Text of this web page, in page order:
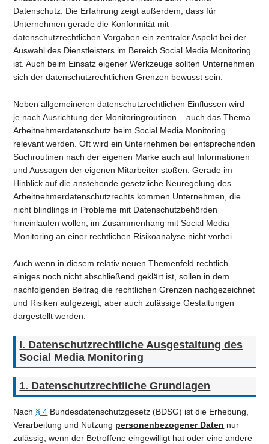
Datenschutz. Die Erfahrung zeigt außerdem, dass für
Unternehmen gerade die Konformität mit
datenschutzrechtlichen Vorgaben ein zentraler Aspekt bei der
Auswahl des Dienstleisters im Bereich Social Media Monitoring
ist. Auch beim Einsatz eigener Werkzeuge sollten Unternehmen
sich der datenschutzrechtlichen Grenzen bewusst sein.
Neben allgemeineren datenschutzrechtlichen Einflüssen wird –
je nach Ausrichtung der Monitoringroutinen – auch das Thema
Arbeitnehmerdatenschutz beim Social Media Monitoring
relevant werden. Oft wird ein Unternehmen bei entsprechenden
Suchroutinen nach der eigenen Marke auch auf Informationen
und Aussagen der eigenen Mitarbeiter stoßen. Gerade im
Hinblick auf die anstehende gesetzliche Neuregelung des
Arbeitnehmerdatenschutzrechts kommen Unternehmen, die
nicht blindlings in Probleme mit Datenschutzbehörden
hineinlaufen wollen, im Zusammenhang mit Social Media
Monitoring an einer rechtlichen Risikoanalyse nicht vorbei.
Auch wenn in diesem relativ neuen Themenfeld rechtlich
einiges noch nicht abschließend geklärt ist, sollen in dem
nachfolgenden Beitrag die rechtlichen Grenzen nachgezeichnet
und Risiken aufgezeigt, aber auch zulässige Gestaltungen
dargestellt werden.
I. Datenschutzrechtliche Ausgestaltung des
Social Media Monitoring
1. Datenschutzrechtliche Grundlagen
Nach § 4 Bundesdatenschutzgesetz (BDSG) ist die Erhebung,
Verarbeitung und Nutzung personenbezogener Daten nur
zulässig, wenn der Betroffene eingewilligt hat oder eine andere